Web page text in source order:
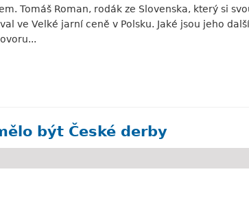
Tomáš Roman, rodák ze Slovenska, který si
ve Velké jarní ceně v Polsku. Jaké jsou jeho další
být České derby